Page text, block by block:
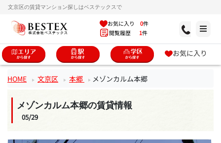
文京区の賃貸マンション探しはベステックスで
お気に入り 0件
閲覧履歴 1件
お気に入り
HOME 文京区 本郷 メゾンカルム本郷
メゾンカルム本郷の賃貸情報
05/29